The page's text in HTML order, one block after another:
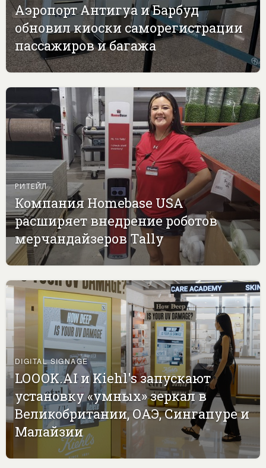
Аэропорт Антигуа и Барбуд
обновил киоски саморегистрации
пассажиров и багажа
РИТЕЙЛ
Компания Homebase USA
расширяет внедрение роботов
мерчандайзеров Tally
DIGITAL SIGNAGE
LOOOK.AI и Kiehl's запускают
установку «умных» зеркал в
Великобритании, ОАЭ, Сингапуре и
Малайзии